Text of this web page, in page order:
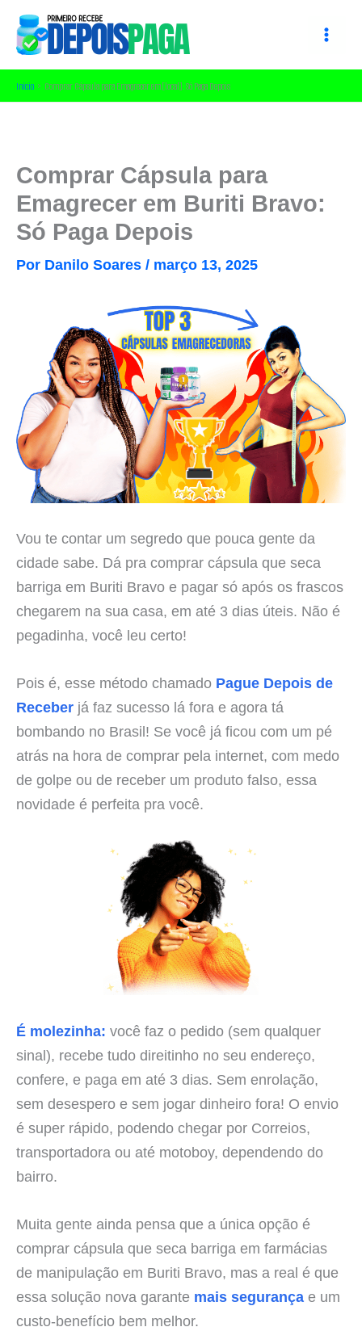
para
conteúdo
Início Comprar Cápsula para Emagrecer em [local]: Só Paga Depois
Comprar Cápsula para
Emagrecer em Buriti Bravo:
Só Paga Depois
Por Danilo Soares / março 13, 2025
Vou te contar um segredo que pouca gente da
cidade sabe. Dá pra comprar cápsula que seca
barriga em Buriti Bravo e pagar só após os frascos
chegarem na sua casa, em até 3 dias úteis. Não é
pegadinha, você leu certo!
Pois é, esse método chamado Pague Depois de
Receber já faz sucesso lá fora e agora tá
bombando no Brasil! Se você já ficou com um pé
atrás na hora de comprar pela internet, com medo
de golpe ou de receber um produto falso, essa
novidade é perfeita pra você.
É molezinha: você faz o pedido (sem qualquer
sinal), recebe tudo direitinho no seu endereço,
confere, e paga em até 3 dias. Sem enrolação,
sem desespero e sem jogar dinheiro fora! O envio
é super rápido, podendo chegar por Correios,
transportadora ou até motoboy, dependendo do
bairro.
Muita gente ainda pensa que a única opção é
comprar cápsula que seca barriga em farmácias
de manipulação em Buriti Bravo, mas a real é que
essa solução nova garante mais segurança e um
custo-benefício bem melhor.